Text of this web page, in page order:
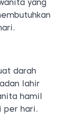
yang
darah
lahir
hamil
per hari.